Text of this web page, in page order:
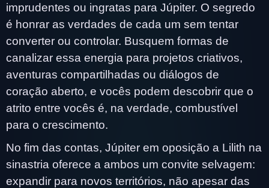
imprudentes ou ingratas para Júpiter. O segredo
é honrar as verdades de cada um sem tentar
converter ou controlar. Busquem formas de
canalizar essa energia para projetos criativos,
aventuras compartilhadas ou diálogos de
coração aberto, e vocês podem descobrir que o
atrito entre vocês é, na verdade, combustível
para o crescimento.
No fim das contas, Júpiter em oposição a Lilith na
sinastria oferece a ambos um convite selvagem:
expandir para novos territórios, não apesar das